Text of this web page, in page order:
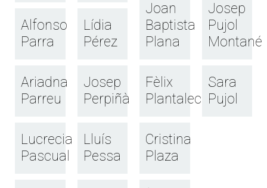
Alfonso
Parra
Ariadna
Parreu
Lucrecia
Pascual
Lídia
Pérez
Josep
Perpiñà
Lluís
Pessa
Joan
Baptista
Plana
Fèlix
Plantalech
Cristina
Plaza
Josep
Pujol
Montané
Sara
Pujol